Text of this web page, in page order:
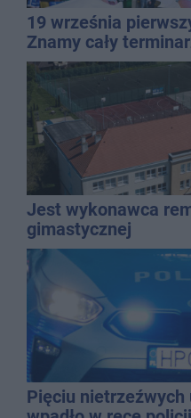
19 września
Znamy cały
Jest wykonawca
gimastycznej
Pięciu